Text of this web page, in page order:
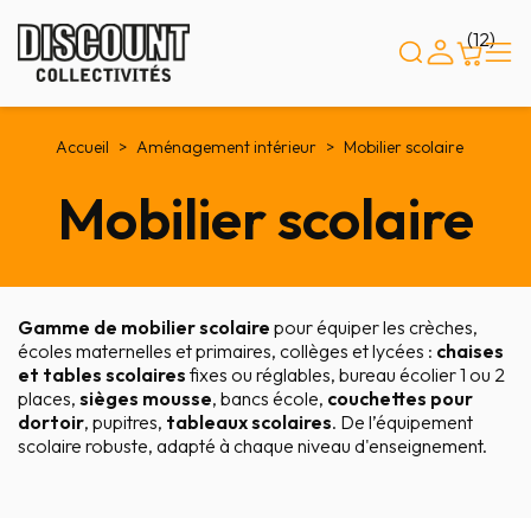
(12)
Accueil Aménagement intérieur Mobilier scolaire
Mobilier scolaire
Gamme de mobilier scolaire pour équiper les crèches,
écoles maternelles et primaires, collèges et lycées : chaises
et tables scolaires fixes ou réglables, bureau écolier 1 ou 2
places, sièges mousse, bancs école, couchettes pour
dortoir, pupitres, tableaux scolaires. De l’équipement
scolaire robuste, adapté à chaque niveau d'enseignement.